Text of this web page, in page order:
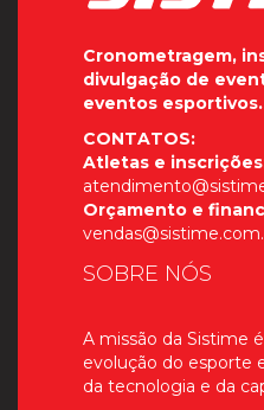
Cronometragem,
divulgação de
eventos esportivos.
CONTATOS:
Atletas e
Orçamento e
SOBRE NÓS
A missão da Sistime
evolução do esporte
da tecnologia e da